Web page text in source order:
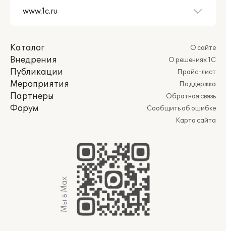
Каталог
Внедрения
Публикации
Мероприятия
Партнеры
Форум
О сайте
О решениях 1С
Прайс-лист
Поддержка
Обратная связь
Сообщить об ошибке
Карта сайта
Мы в Max